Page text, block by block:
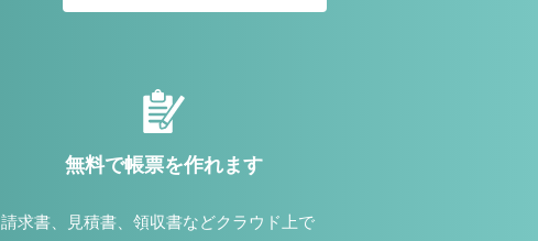
無料で帳票を作れます
請求書、見積書、領収書などクラウド上で